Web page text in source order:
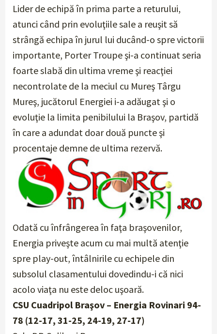
Lider de echipă în prima parte a returului,
atunci când prin evoluţiile sale a reuşit să
strângă echipa în jurul lui ducând-o spre victorii
importante, Porter Troupe şi-a continuat seria
foarte slabă din ultima vreme şi reacţiei
necontrolate de la meciul cu Mureş Târgu
Mureş, jucătorul Energiei i-a adăugat şi o
evoluţie la limita penibilului la Braşov, partidă
în care a adundat doar două puncte şi
procentaje demne de ultima rezervă.
Odată cu înfrângerea în faţa braşovenilor,
Energia priveşte acum cu mai multă atenţie
spre play-out, întâlnirile cu echipele din
subsolul clasamentului dovedindu-i că nici
acolo viaţa nu este deloc uşoară.
CSU Cuadripol Braşov – Energia Rovinari 94-
78 (12-17, 31-25, 24-19, 27-17)